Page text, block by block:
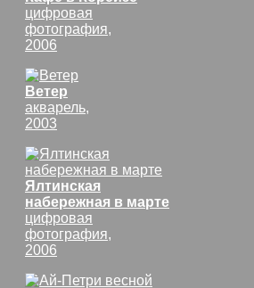
цифровая
фотография,
2006
Ветер
акварель,
2003
Ялтинская
набережная в марте
цифровая
фотография,
2006